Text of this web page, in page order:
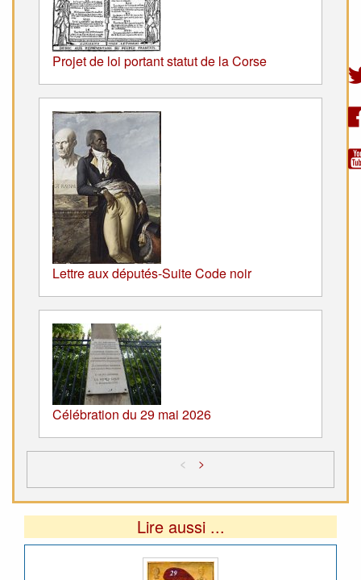
Projet de loi portant statut de la Corse
Lettre aux députés-Suite Code noir
Célébration du 29 mai 2026
< >
Lire aussi ...